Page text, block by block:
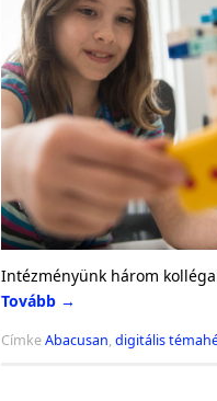
Intézményünk három
Tovább →
CímkeAbacusan,digitális